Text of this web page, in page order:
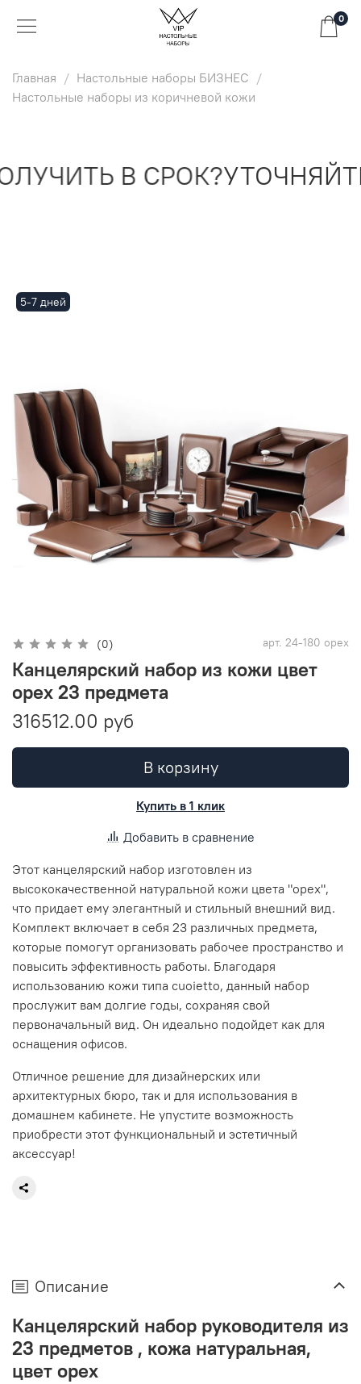
0
Главная
Настольные наборы БИЗНЕС
Настольные наборы из коричневой кожи
В СРОК?
5-7 дней
(0) арт. 24-180 орех
Канцелярский набор из кожи цвет
орех 23 предмета
316512.00 руб
В корзину
Купить в 1 клик
Добавить в сравнение
Этот канцелярский набор изготовлен из
высококачественной натуральной кожи цвета "орех",
что придает ему элегантный и стильный внешний вид.
Комплект включает в себя 23 различных предмета,
которые помогут организовать рабочее пространство и
повысить эффективность работы. Благодаря
использованию кожи типа cuoietto, данный набор
прослужит вам долгие годы, сохраняя свой
первоначальный вид. Он идеально подойдет как для
оснащения офисов.
Отличное решение для дизайнерских или
архитектурных бюро, так и для использования в
домашнем кабинете. Не упустите возможность
приобрести этот функциональный и эстетичный
аксессуар!
Описание
Канцелярский набор руководителя из
23 предметов , кожа натуральная,
цвет орех